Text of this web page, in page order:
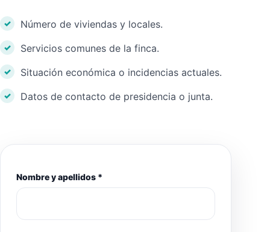
Número de viviendas y locales.
Servicios comunes de la finca.
Situación económica o incidencias actuales.
Datos de contacto de presidencia o junta.
Nombre y apellidos *